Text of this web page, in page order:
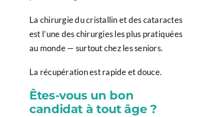
La chirurgie du cristallin et des cataractes
est l’une des chirurgies les plus pratiquées
au monde — surtout chez les seniors.
La récupération est rapide et douce.
Êtes-vous un bon
candidat à tout âge ?